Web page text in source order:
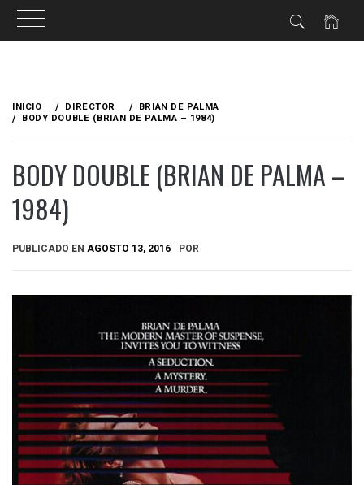
contenido
INICIO DIRECTOR
BRIAN DE PALMA
BODY DOUBLE (BRIAN DE PALMA – 1984)
BODY DOUBLE (BRIAN DE PALMA –
1984)
PUBLICADO EN AGOSTO 13, 2016 POR